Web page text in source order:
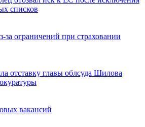
списков
за ограничений при страховании
отставку главы облсуда Шилова
вакансий